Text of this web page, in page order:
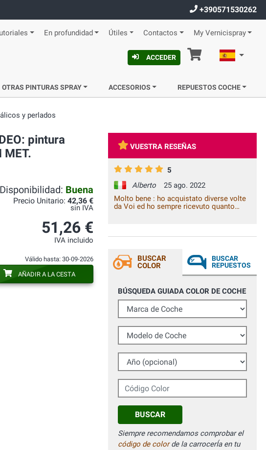
+390571530262
En profundidad Útiles Contactos My Vernicispray
ACCEDER Cesta Español
OTRAS PINTURAS SPRAY ACCESORIOS REPUESTOS COCHE
y perlados
pintura
Disponibilidad: Buena
Precio Unitario: 42,36 €
sin IVA
51,26 €
IVA incluido
Válido hasta: 30-09-2026
AÑADIR A LA CESTA
VUESTRA RESEÑAS
5
Alberto
25 ago. 2022
Molto bene : ho acquistato diverse volte
da Voi ed ho sempre ricevuto quanto
ancora da Voi in futuro !
BUSCAR
COLOR
BUSCAR
REPUESTOS
BÚSQUEDA GUIADA COLOR DE COCHE
Marca de Coche
Modelo de Coche
Año (opcional)
Código Color
BUSCAR
Siempre recomendamos comprobar el
código de colorde la carrocerÍa en tu